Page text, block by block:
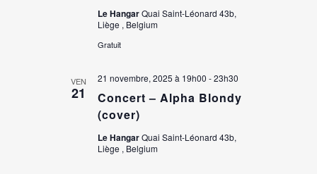
Le HangarQuai Saint-Léonard 43b,
Liège , Belgium
Gratuit
VEN
21
Concert – Alpha Blondy
(cover)
21 novembre, 2025 à 19h00 -23h30
Le HangarQuai Saint-Léonard 43b,
Liège , Belgium